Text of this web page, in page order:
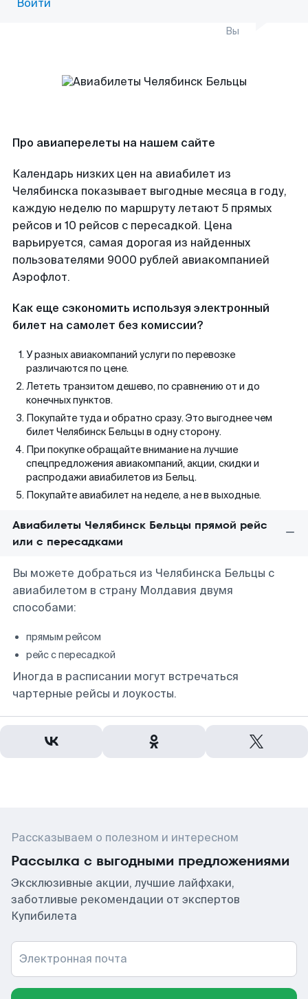
Войти
Вы
Про авиаперелеты на нашем сайте
Календарь низких цен на авиабилет из
Челябинска показывает выгодные месяца в году,
каждую неделю по маршруту летают 5 прямых
рейсов и 10 рейсов с пересадкой. Цена
варьируется, самая дорогая из найденных
пользователями 9000 рублей авиакомпанией
Аэрофлот.
Как еще сэкономить используя электронный
билет на самолет без комиссии?
У разных авиакомпаний услуги по перевозке
различаются по цене.
Лететь транзитом дешево, по сравнению от и до
конечных пунктов.
Покупайте туда и обратно сразу. Это выгоднее чем
билет Челябинск Бельцы в одну сторону.
При покупке обращайте внимание на лучшие
спецпредложения авиакомпаний, акции, скидки и
распродажи авиабилетов из Бельц.
Покупайте авиабилет на неделе, а не в выходные.
Авиабилеты Челябинск Бельцы прямой рейс
или с пересадками
Вы можете добраться из Челябинска Бельцы с
авиабилетом в страну Молдавия двумя
способами:
прямым рейсом
рейс с пересадкой
Иногда в расписании могут встречаться
чартерные рейсы и лоукосты.
Рассказываем о полезном и интересном
Рассылка с выгодными предложениями
Эксклюзивные акции, лучшие лайфхаки,
заботливые рекомендации от экспертов
Купибилета
Электронная почта